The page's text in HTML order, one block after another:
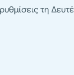
τη